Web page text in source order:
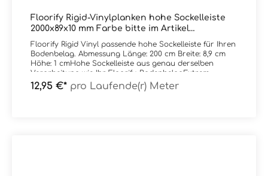
Floorify Rigid-Vinylplanken hohe Sockelleiste
2000x89x10 mm Farbe bitte im Artikel
auswählen
Floorify Rigid Vinyl passende hohe Sockelleiste für Ihren
Bodenbelag. Abmessung Länge: 200 cm Breite: 8,9 cm
Höhe: 1 cmHohe Sockelleiste aus genau derselben
Verarbeitung wie Ihr Floorify-BodenbelagExtrem
verschleiß- und stoßfest - gewünschte Farbe einfach im
Artikel auswählen
12,95 €* pro Laufende(r) Meter